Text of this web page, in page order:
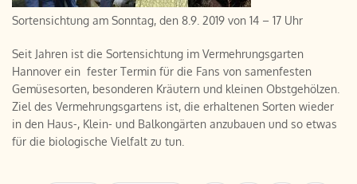
Sortensichtung am Sonntag, den 8.9. 2019 von 14 – 17 Uhr
Seit Jahren ist die Sortensichtung im Vermehrungsgarten
Hannover ein fester Termin für die Fans von samenfesten
Gemüsesorten, besonderen Kräutern und kleinen Obstgehölzen.
Ziel des Vermehrungsgartens ist, die erhaltenen Sorten wieder
in den Haus-, Klein- und Balkongärten anzubauen und so etwas
für die biologische Vielfalt zu tun.